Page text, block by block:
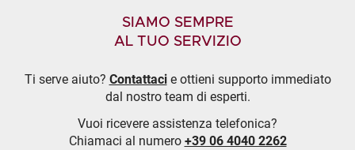
SIAMO SEMPRE
AL TUO SERVIZIO
Ti serve aiuto? Contattacie ottieni supporto immediato
dal nostro team di esperti.
Vuoi ricevere assistenza telefonica?
Chiamaci al numero +39 06 4040 2262